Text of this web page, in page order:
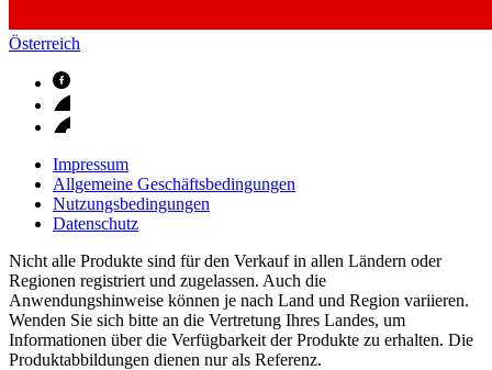
Österreich
Impressum
Allgemeine Geschäftsbedingungen
Nutzungsbedingungen
Datenschutz
Nicht alle Produkte sind für den Verkauf in allen Ländern oder
Regionen registriert und zugelassen. Auch die
Anwendungshinweise können je nach Land und Region variieren.
Wenden Sie sich bitte an die Vertretung Ihres Landes, um
Informationen über die Verfügbarkeit der Produkte zu erhalten. Die
Produktabbildungen dienen nur als Referenz.